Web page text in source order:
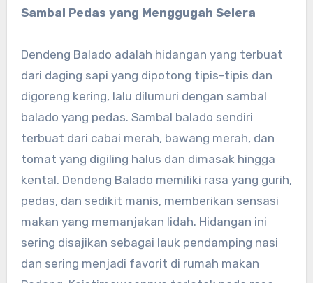
Sambal Pedas yang Menggugah Selera
Dendeng Balado adalah hidangan yang terbuat
dari daging sapi yang dipotong tipis-tipis dan
digoreng kering, lalu dilumuri dengan sambal
balado yang pedas. Sambal balado sendiri
terbuat dari cabai merah, bawang merah, dan
tomat yang digiling halus dan dimasak hingga
kental. Dendeng Balado memiliki rasa yang gurih,
pedas, dan sedikit manis, memberikan sensasi
makan yang memanjakan lidah. Hidangan ini
sering disajikan sebagai lauk pendamping nasi
dan sering menjadi favorit di rumah makan